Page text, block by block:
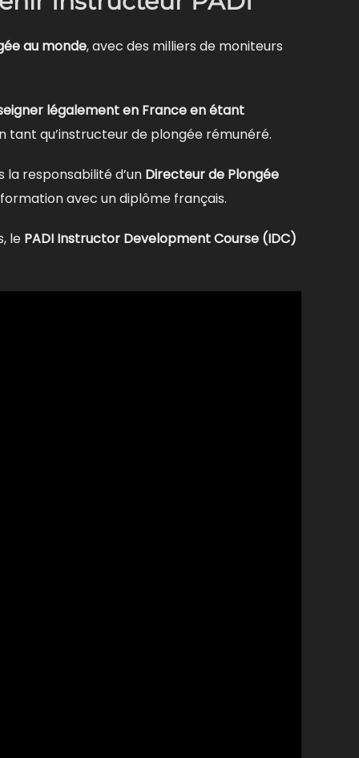
au monde, avec des milliers de moniteurs
légalement en France en étant
tant qu’instructeur de plongée rémunéré.
responsabilité d’un Directeur de Plongée
avec un diplôme français.
le PADI Instructor Development Course (IDC)